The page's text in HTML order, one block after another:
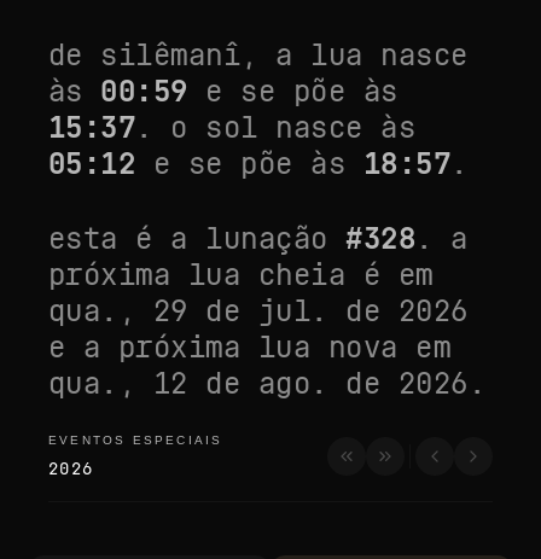
de silêmanî, a lua nasce
às 00:59 e se põe às
15:37. o sol nasce às
05:12 e se põe às 18:57.
esta é a lunação#328. a
próxima lua cheia é em
qua., 29 de jul. de 2026
e a próxima lua nova em
qua., 12 de ago. de 2026 .
eventos especiais
EVENTOS ESPECIAIS
2026